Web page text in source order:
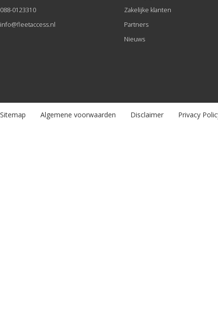
088-0123310
info@fleetaccess.nl
Zakelijke klanten
Partners
Nieuws
Sitemap Algemene voorwaarden Disclaimer Privacy